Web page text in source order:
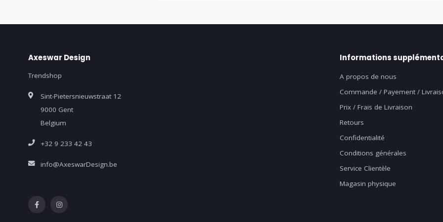
Axeswar Design
Trendshop
Sint-Pietersnieuwstraat 12
9000 Gent
Belgium
+32 9 233 42 43
info@AxeswarDesign.be
Informations
A propos de nous
Commande / Payement /
Prix / Frais de Livraison
Retours
Confidentialité
Conditions générales
Service Clientèle
Magasin physique